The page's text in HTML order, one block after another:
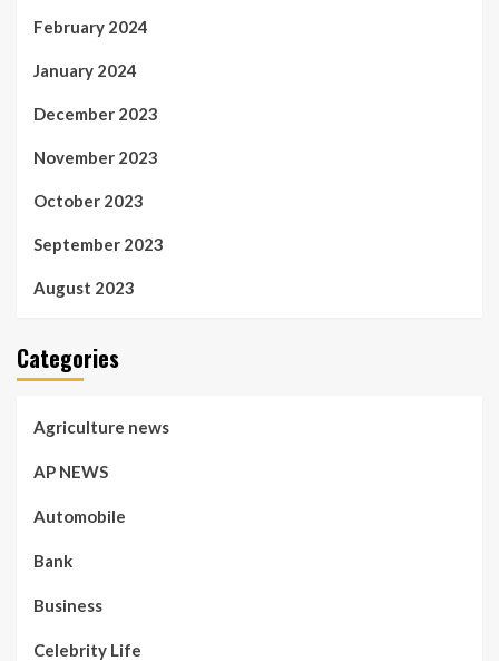
February 2024
January 2024
December 2023
November 2023
October 2023
September 2023
August 2023
Categories
Agriculture news
AP NEWS
Automobile
Bank
Business
Celebrity Life